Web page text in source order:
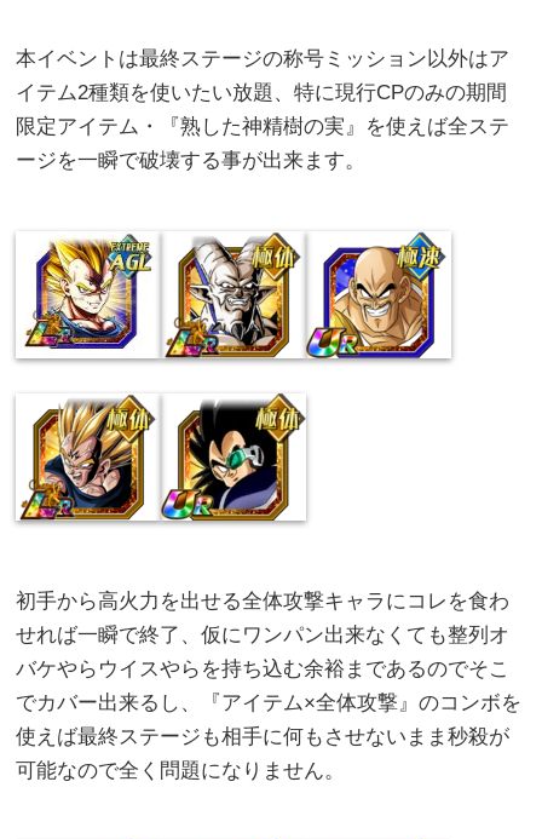
本イベントは最終ステージの称号ミッション以外はア
イテム2種類を使いたい放題、特に現行CPのみの期間
限定アイテム・『熟した神精樹の実』を使えば全ステ
ージを一瞬で破壊する事が出来ます。
初手から高火力を出せる全体攻撃キャラにコレを食わ
せれば一瞬で終了、仮にワンパン出来なくても整列オ
バケやらウイスやらを持ち込む余裕まであるのでそこ
でカバー出来るし、『アイテム×全体攻撃』のコンボを
使えば最終ステージも相手に何もさせないまま秒殺が
可能なので全く問題になりません。